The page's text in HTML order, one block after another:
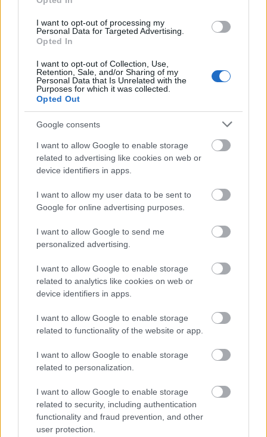
I want to opt-out of processing my
Personal Data for Targeted Advertising.
Opted In
I want to opt-out of Collection, Use,
Retention, Sale, and/or Sharing of my
Personal Data that Is Unrelated with the
Purposes for which it was collected.
Opted Out
Google consents
I want to allow Google to enable storage
related to advertising like cookies on web or
device identifiers in apps.
I want to allow my user data to be sent to
Google for online advertising purposes.
I want to allow Google to send me
personalized advertising.
I want to allow Google to enable storage
related to analytics like cookies on web or
device identifiers in apps.
I want to allow Google to enable storage
related to functionality of the website or app.
I want to allow Google to enable storage
related to personalization.
I want to allow Google to enable storage
related to security, including authentication
functionality and fraud prevention, and other
user protection.
tévéelnökségre, pedig korábban az újságokban
felmerült a te neved is, hogy majd újra ringbe
- H.Á.: Lehet, hogy tippet akartak adni, de az én
fejemben nem merült fel.
- Mv.: De miért nem?
- H.Á.: Hát, mert ameddig nincs tisztázva a
gazdasági háttere, hát ehhez kell 20 milliárd,
mondják hogy Horváth Ádám nagyon jó,
érvéyntelen, bele van fektetve a finanszírozás, azt én
eltörlöm, a parlament, azt mondom a kormánynak,
hogy te most adsz nekem 18 milliárdot, meg egy
székházat építsz gyorsan, ez lenne a pályázatom és
akkor én megcsinálom a televíziót. Csak ezt lehet.
Hát hiszen a törvényen belül kell most már ezt,
- Mv.: de ezzel azt akarod mondani, hogy akik most
pályáztak, azok végül is céltalanul pályáztak volna?
Azért 15 ember hiábavalóan nem adja be a
pályázatát.
- H.Á.: De, elnök, hát az nagy dolog, elnök, három
napig elnök úr, elnök asszony pláne, az nagyon jó
érzés biztosan, én nem élveztem nagyon, de nincs
mire pályázni, először meg kellett volna mondani,